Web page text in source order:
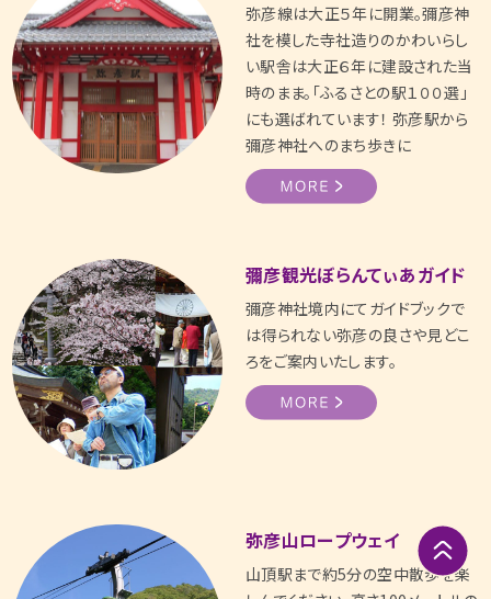
弥彦線は大正５年に開業。彌彦神
社を模した寺社造りのかわいらし
い駅舎は大正６年に建設された当
時のまま。「ふるさとの駅１００選」
にも選ばれています！ 弥彦駅から
彌彦神社へのまち歩きに
彌彦観光ぼらんてぃあガイド
彌彦神社境内にてガイドブックで
は得られない弥彦の良さや見どこ
ろをご案内いたします。
弥彦山ロープウェイ
山頂駅まで約5分の空中散歩を楽